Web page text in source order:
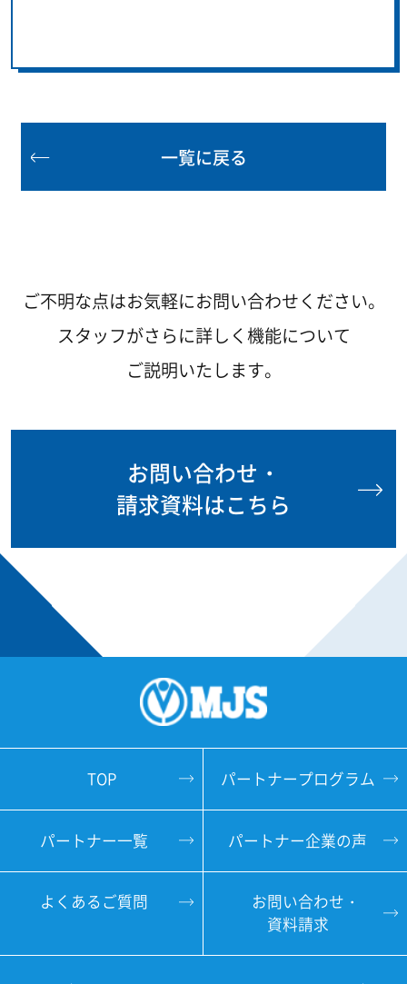
一覧に戻る
ご不明な点はお気軽にお問い合わせください。
スタッフがさらに詳しく機能について
ご説明いたします。
お問い合わせ・
請求資料はこちら
TOP パートナープログラム
パートナー一覧 パートナー企業の声
よくあるご質問
お問い合わせ・
資料請求